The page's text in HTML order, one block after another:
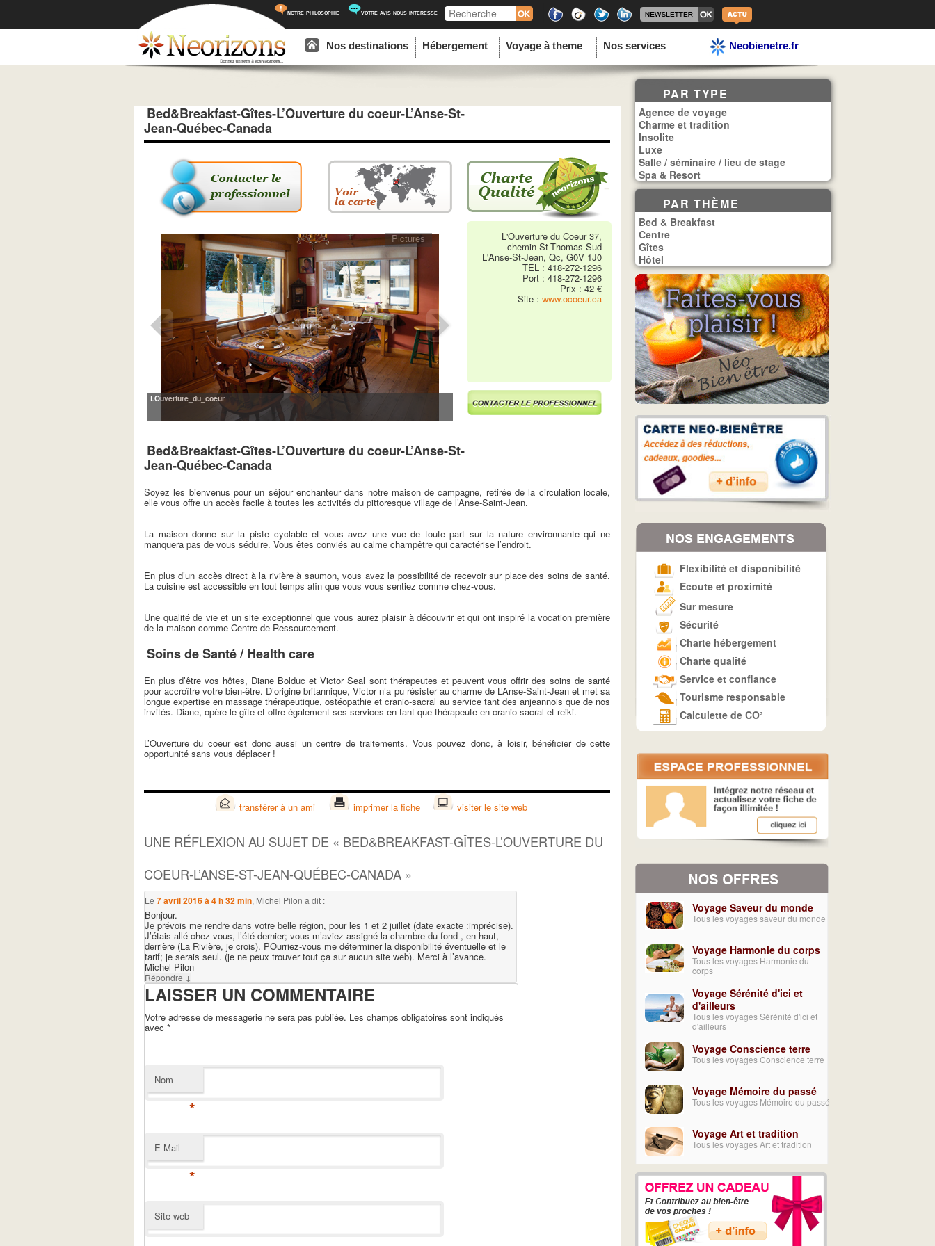
notre philosophie votre avis nous interesse
Recherche
Aller au contenu principal
Aller au contenu secondaire
Nos destinations Hébergement Voyage à theme Nos services Neobienetre.fr
LOuverture_du_coeur
Pictures
Bed&Breakfast-Gîtes-L’Ouverture du coeur-L’Anse-St-
Jean-Québec-Canada
L'Ouverture du Coeur 37,
chemin St-Thomas Sud
L'Anse-St-Jean, Qc, G0V 1J0
TEL : 418-272-1296
Port : 418-272-1296
Prix : 42 €
Site : www.ocoeur.ca
Bed&Breakfast-Gîtes-L’Ouverture du coeur-L’Anse-St-
Jean-Québec-Canada
Soyez les bienvenus pour un séjour enchanteur dans notre maison de campagne, retirée de la circulation locale,
elle vous offre un accès facile à toutes les activités du pittoresque village de l’Anse-Saint-Jean.
La maison donne sur la piste cyclable et vous avez une vue de toute part sur la nature environnante qui ne
manquera pas de vous séduire. Vous êtes conviés au calme champêtre qui caractérise l’endroit.
En plus d’un accès direct à la rivière à saumon, vous avez la possibilité de recevoir sur place des soins de santé.
La cuisine est accessible en tout temps afin que vous vous sentiez comme chez-vous.
Une qualité de vie et un site exceptionnel que vous aurez plaisir à découvrir et qui ont inspiré la vocation première
de la maison comme Centre de Ressourcement.
Soins de Santé / Health care
En plus d’être vos hôtes, Diane Bolduc et Victor Seal sont thérapeutes et peuvent vous offrir des soins de santé
pour accroître votre bien-être. D’origine britannique, Victor n’a pu résister au charme de L’Anse-Saint-Jean et met sa
longue expertise en massage thérapeutique, ostéopathie et cranio-sacral au service tant des anjeannois que de nos
invités. Diane, opère le gîte et offre également ses services en tant que thérapeute en cranio-sacral et reiki.
L’Ouverture du coeur est donc aussi un centre de traitements. Vous pouvez donc, à loisir, bénéficier de cette
opportunité sans vous déplacer !
transférer à un ami imprimer la fiche visiter le site web
UNE RÉFLEXION AU SUJET DE « BED&BREAKFAST-GÎTES-L’OUVERTURE DU
COEUR-L’ANSE-ST-JEAN-QUÉBEC-CANADA »
Le 7 avril 2016 à 4 h 32 min, Michel Pilon a dit :
Bonjour.
Je prévois me rendre dans votre belle région, pour les 1 et 2 juillet (date exacte :imprécise).
J’étais allé chez vous, l’été dernier; vous m’aviez assigné la chambre du fond , en haut,
derrière (La Rivière, je crois). POurriez-vous me déterminer la disponibilité éventuelle et le
tarif; je serais seul. (je ne peux trouver tout ça sur aucun site web). Merci à l’avance.
Michel Pilon
Répondre ↓
LAISSER UN COMMENTAIRE
Votre adresse de messagerie ne sera pas publiée. Les champs obligatoires sont indiqués
avec *
Nom
*
E-Mail
*
Site web
PAR TYPE
Agence de voyage
Charme et tradition
Insolite
Luxe
Salle / séminaire / lieu de stage
Spa & Resort
PAR THÈME
Bed & Breakfast
Centre
Gîtes
Hôtel
Flexibilité et disponibilité
Ecoute et proximité
Sur mesure
Sécurité
Charte hébergement
Charte qualité
Service et confiance
Tourisme responsable
Calculette de CO²
Voyage Saveur du monde
Tous les voyages saveur du monde
Voyage Harmonie du corps
Tous les voyages Harmonie du
corps
Voyage Sérénité d'ici et
d'ailleurs
Tous les voyages Sérénité d'ici et
d'ailleurs
Voyage Conscience terre
Tous les voyages Conscience terre
Voyage Mémoire du passé
Tous les voyages Mémoire du passé
Voyage Art et tradition
Tous les voyages Art et tradition